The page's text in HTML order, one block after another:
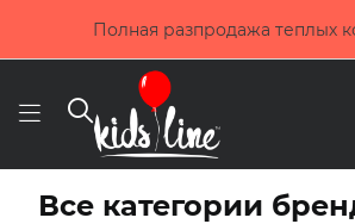
Полная разпродажа теплых
Все категории